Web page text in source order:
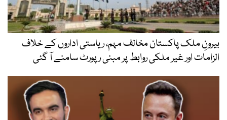
بیرونِ ملک پاکستان مخالف مہم، ریاستی اداروں کے خلاف
الزامات اور غیر ملکی روابط پر مبنی رپورٹ سامنے آ گئی